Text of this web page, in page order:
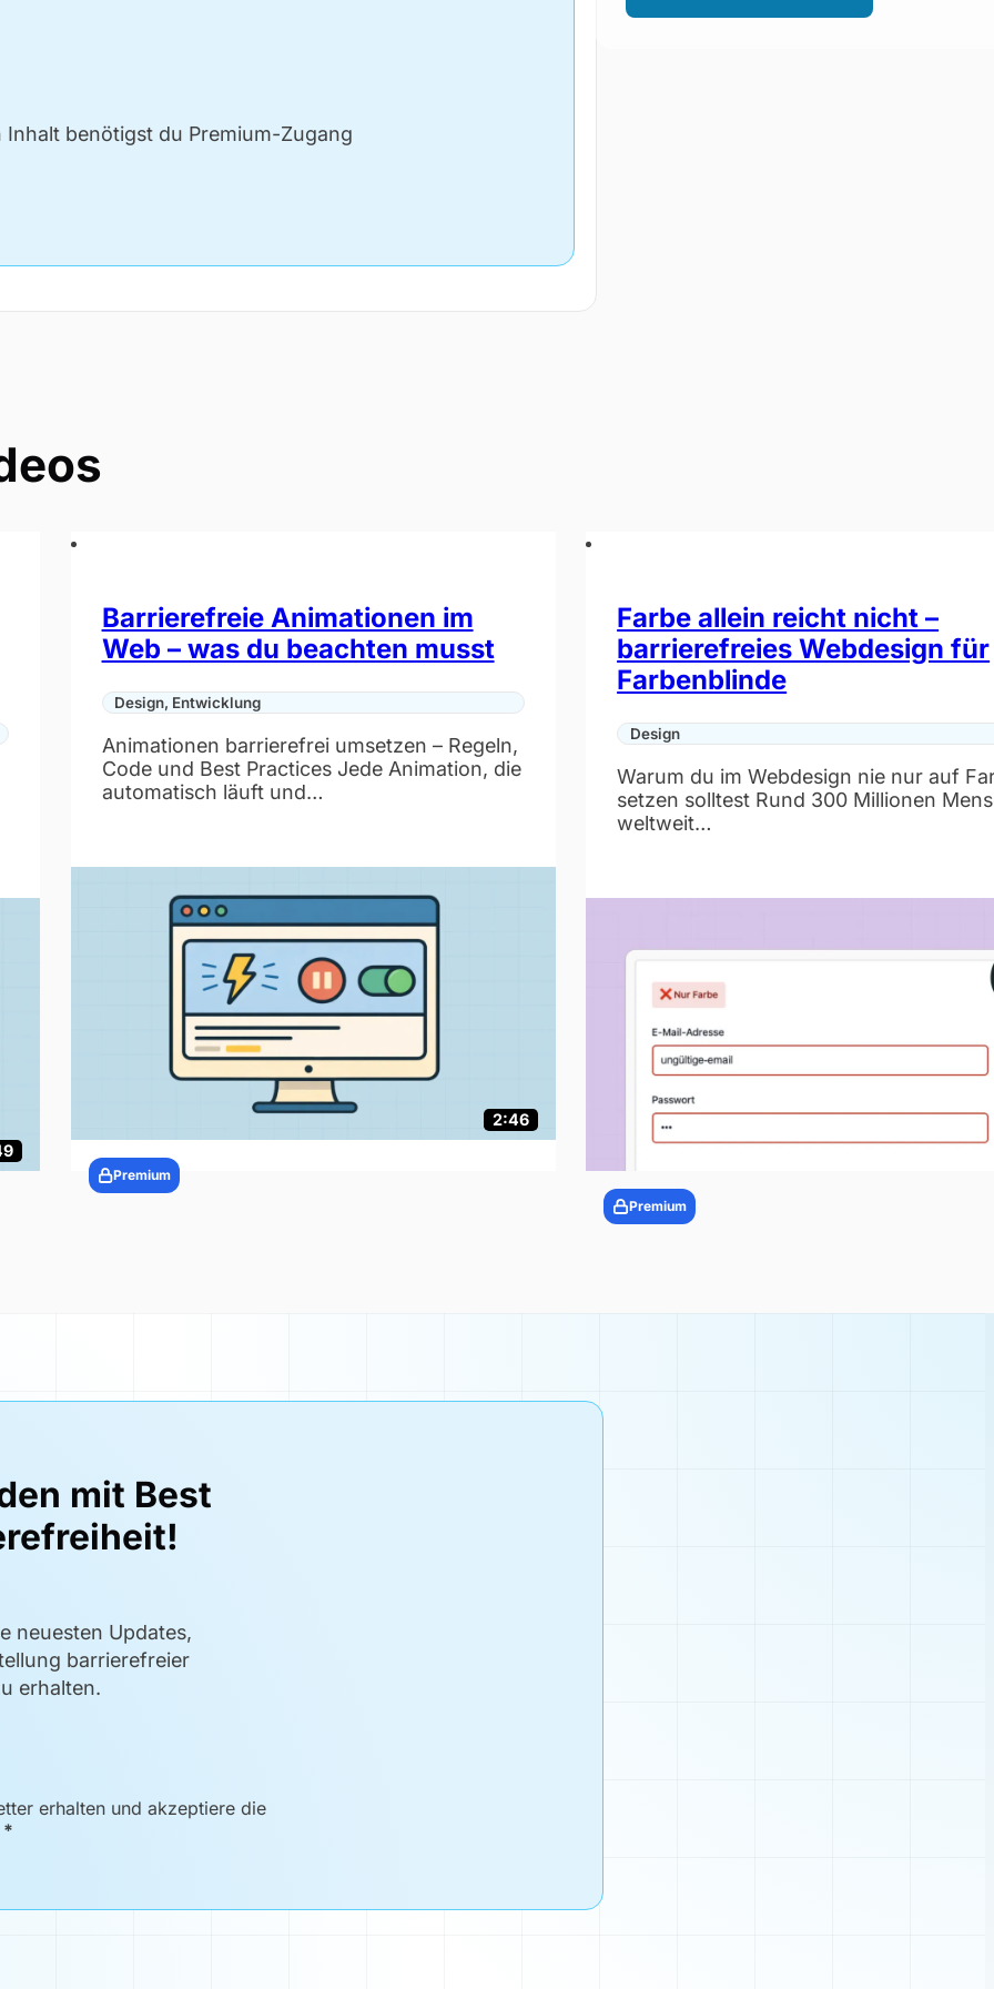
Inhalt benötigst du Premium-Zugang
Barrierefreie Animationen im
Web – was du beachten musst
Design, Entwicklung
Animationen barrierefrei umsetzen – Regeln,
Code und Best Practices Jede Animation, die
automatisch läuft und…
2:46
Premium
Farbe allein reicht nicht –
barrierefreies Webdesign für
Farbenblinde
Design
Warum du im Webdesign nie nur auf
setzen solltest Rund 300 Millionen
weltweit…
Premium
mit Best
neuesten Updates,
barrierefreier
erhalten.
erhalten und akzeptiere die
*